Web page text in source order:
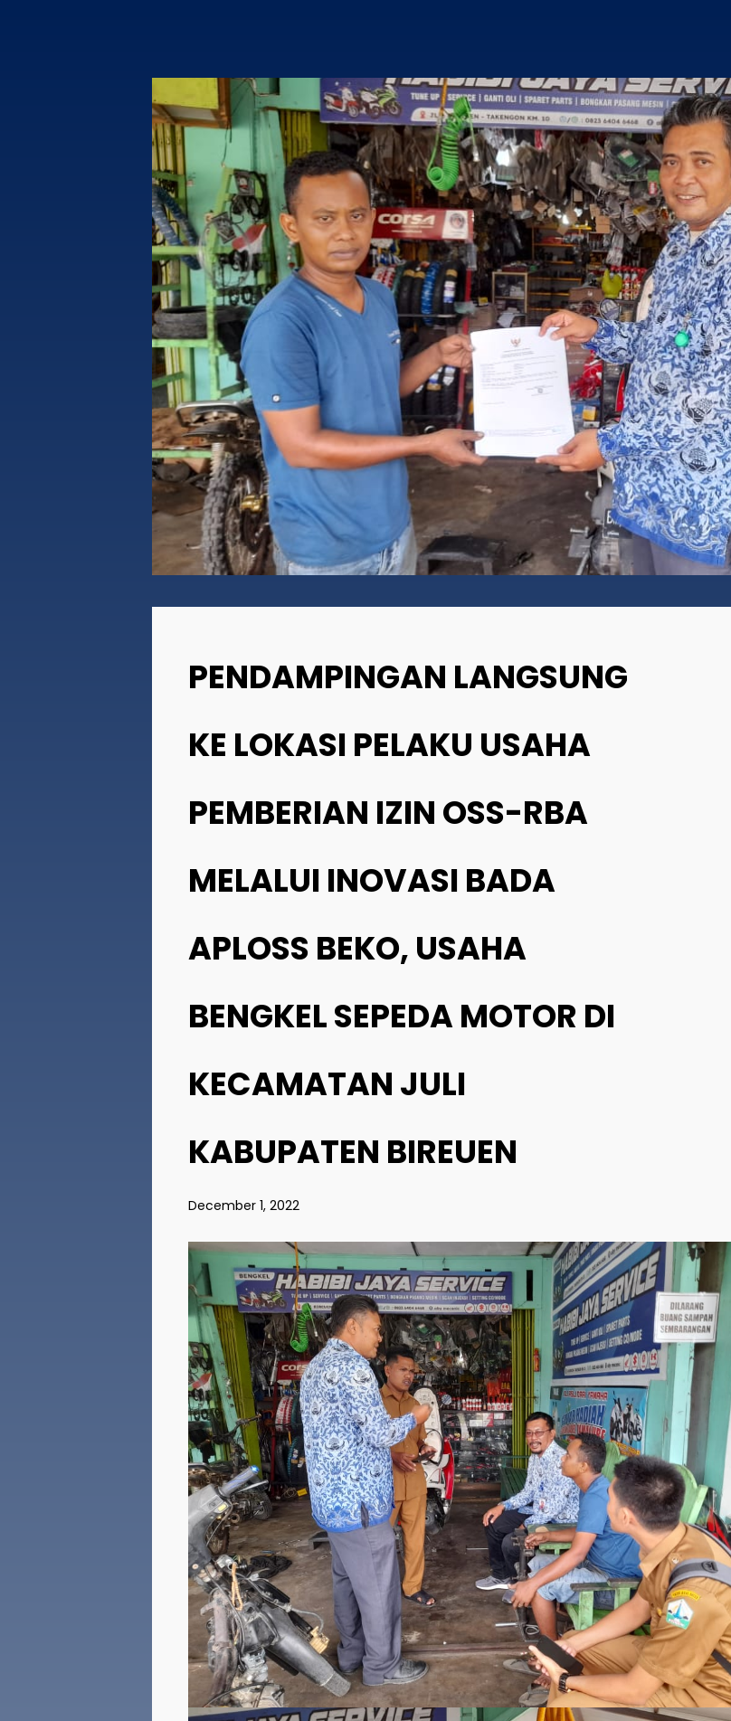
LAPORAN SURVEY KEPUASAN
MASYARAKAT TRIWULAN I TAHUN 2026
5
AUGUST
2026
LAPORAN PELAKSANAAN SURVEY
KEPUASAN MASYARAKAT TRIWULAN II
TAHUN 2026
PERATURAN BUPATI BIREUEN NOMOR 29
TAHUN 2023 TENTANG PEMBERIAN INSENTIF
DAN PEMBERIAN KEMUDAHAN PENANAMAN
MODAL DI KABUPATEN BIREUEN
2
APRIL
2026
PERATURAN BUPATI BIREUEN NOMOR 22
TAHUN 2026 TENTANG PENGENAAN SANKSI
ADMINISTRATIF KEPADA PEMILIK GUDANG
YANG TIDAK MELAKUKAN PENDAFTARAN
GUDANG
LAPORAN TINDAK LANJUT PENANGANAN
PENGADUAN MASYARAKAT TERKAIT
PENERBITAN PERIZINAN PERIODE
TRIWULAN II TAHUN 2025
26
SEPTEMBER
2025
DPMPTSP BIREUEN BEBERKAN DAMPAK
POSITIF SOSIALISASI: PENGURUSAN IZIN
USAHA MELONJAK
KEPALA DPMPTSP BIREUEN MENJADI
NARASUMBER DI KEGIATAN SOSIALISASI
SERTIFIKASI PRODUK HALAL TAHUN 2025
4
SEPTEMBER
2025
DPMPTSP BIREUEN GELAR FGD RUPM
2025–2029, GANDENG SKPK DAN
PELAKU USAHA
YOUR CART IS EMPTY!
PENDAMPINGAN LANGSUNG
KE LOKASI PELAKU USAHA
PEMBERIAN IZIN OSS-RBA
MELALUI INOVASI BADA
APLOSS BEKO, USAHA
BENGKEL SEPEDA MOTOR DI
KECAMATAN JULI
KABUPATEN BIREUEN
December 1, 2022